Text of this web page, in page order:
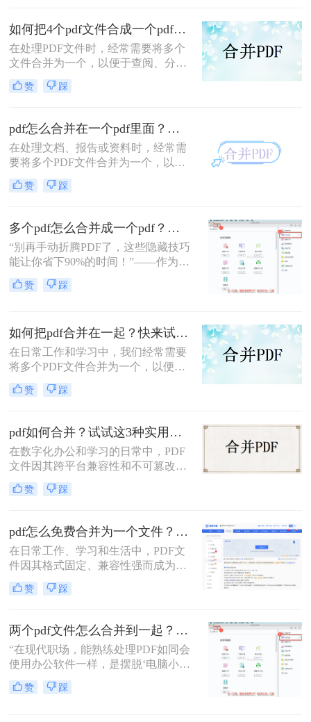
的方法。
如何把4个pdf文件合成一个pdf？这3种合成方法请务必学会！
在处理PDF文件时，经常需要将多个
文件合并为一个，以便于查阅、分享
或存储。那么如何把4个pdf文件合成
一个pdf呢？本文将介绍三种将4个
赞 踩
pdf怎么合并在一个pdf里面？这二种合并方法了解下！
在处理文档、报告或资料时，经常需
要将多个PDF文件合并为一个，以便
于查阅和管理。那么pdf怎么合并在一
个pdf里面呢？本文将介绍两种将多个
赞 踩
多个pdf怎么合并成一个pdf？小编亲测高效方法大公开！
“别再手动折腾PDF了，这些隐藏技巧
能让你省下90%的时间！”——作为从
事电脑办公软件测评多年的博主，小
编经常收到读者关于PDF合并的求
方法，帮你解决操作繁琐、安全隐忧
等核心困扰。那么多个pdf怎么合并成
一个pdf呢？本文基于真实测试和数
用技能。
赞 踩
如何把pdf合并在一起？快来试试这3种合并方法！
在日常工作和学习中，我们经常需要
将多个PDF文件合并为一个，以便于
查阅和分享。那么如何把pdf合并在一
起呢？本文将介绍三种常用的PDF合
赞 踩
pdf如何合并？试试这3种实用合并方法！
在数字化办公和学习的日常中，PDF
文件因其跨平台兼容性和不可篡改性
而广受欢迎。然而，当需要处理多个
PDF文件时，将它们合并成一个文件
并呢？本文将介绍三种合并PDF文件
的方法。
赞 踩
pdf怎么免费合并为一个文件？五种免费合并方法详解！
在日常工作、学习和生活中，PDF文
件因其格式固定、兼容性强而成为文
档交换的主流格式。然而，我们经常
遇到需要将多个PDF文件合并为一个
提交组合文档。虽然市面上有众多付
费软件提供PDF编辑功能，但免费方
案同样能高效完成任务。那么pdf怎么
免费合并为一个文件呢？本文将系统
介绍五种免费合并PDF文件的方法，
涵盖在线工具、桌面软件、命令行及
赞 踩
两个pdf文件怎么合并到一起？3分钟教会你5种专业方法，最后一招绝了！
“在现代职场，能熟练处理PDF如同会
使用办公软件一样，是摆脱‘电脑小
白’标签、提升个人效率的隐形核心竞
争力。”——小编“领导刚把项目合同
赞 踩